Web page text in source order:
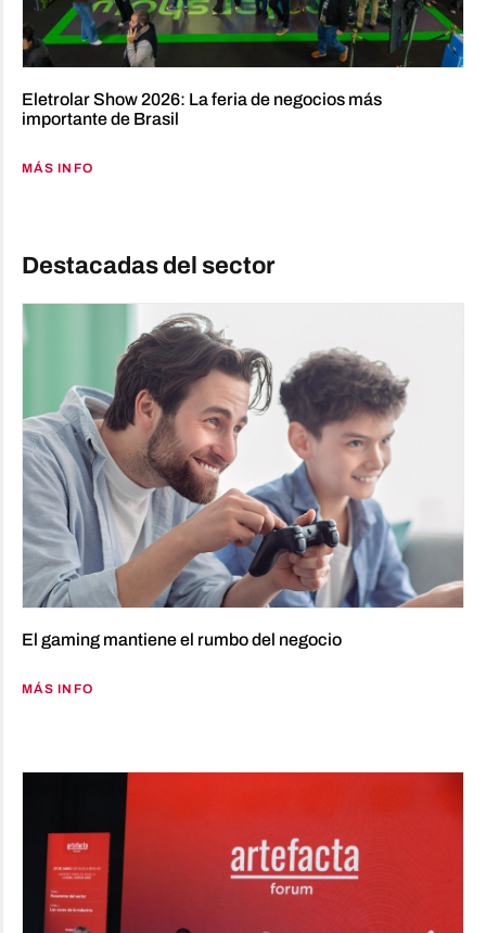
Eletrolar Show 2026: La feria de negocios más
importante de Brasil
MÁS INFO
Destacadas del sector
El gaming mantiene el rumbo del negocio
MÁS INFO